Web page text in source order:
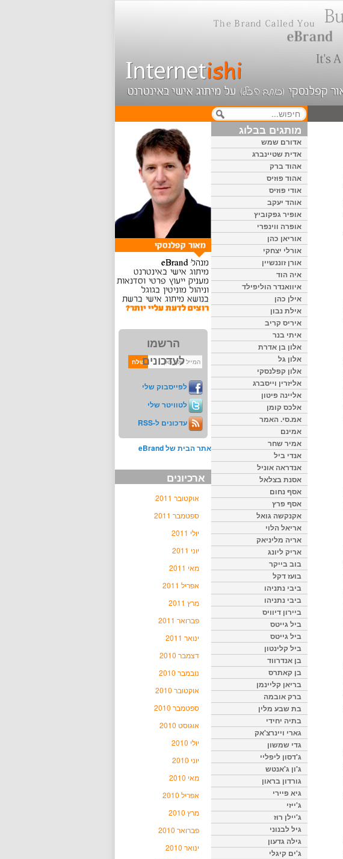
הרשמו
לעדכונים
לפייסבוק שלי
לטוויטר שלי
עדכונים ל-RSS
אתר הבית של eBrand
ארכיונים
אוקטובר 2011
ספטמבר 2011
יולי 2011
יוני 2011
מאי 2011
אפריל 2011
מרץ 2011
פברואר 2011
ינואר 2011
דצמבר 2010
נובמבר 2010
אוקטובר 2010
ספטמבר 2010
אוגוסט 2010
יולי 2010
יוני 2010
מאי 2010
אפריל 2010
מרץ 2010
פברואר 2010
ינואר 2010
מותגים בבלוג
אדורם שמש
אדית שטיינברג
אהוד ברק
אהוד פוזיס
אודי פוזיס
אוהד יעקב
אופיר גפקוביץ
אופרה ווינפרי
אוריאן כהן
אורלי יצחקי
אורן זוננשיין
איה הוד
איוואנדר הוליפילד
אילן כהן
אילת נבון
איריס קריב
איתי בנר
אלון בן אדרת
אלון גל
אלון קפלנסקי
אליזרין וייסברג
אליינה פיטון
אלכס קומן
אמ.סי. האמר
אמינם
אמיר שחר
אנדי ביל
אנדראה אוניל
אסנת בצלאל
אסף נחום
אסף פרץ
אקנקשה גואל
אריאל הלוי
אריה מליניאק
אריק ליונג
בוב בייקר
בועז דקל
ביבי נתניהו
ביבי נתניהו
ביירון דיוויס
ביל גייטס
ביל גייטס
ביל קלינטון
בן אנדרווד
בן קאתרס
בריאן קליינמן
ברק אובמה
בת שבע מלין
בתיה יחידי
גארי ויינרצ'אק
גדי שמשון
ג'דסון ליפליי
ג'ון ג'אנטש
גורדון בראון
גיא פיירי
ג'ייזי
ג'יילן רוז
גיל לבנוני
גילה גדעון
ג'ים קיגלי